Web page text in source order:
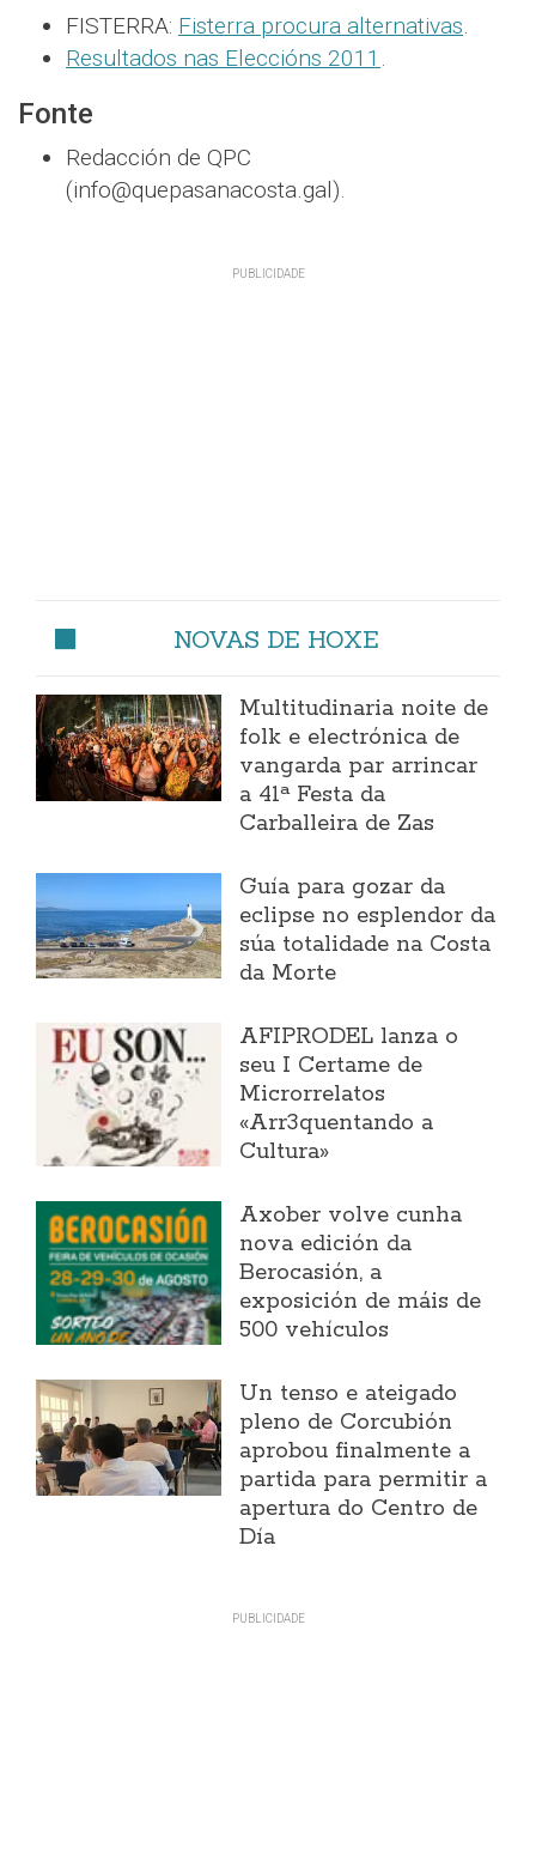
FISTERRA: Fisterra procura alternativas.
Resultados nas Eleccións 2011 .
Fonte
Redacción de QPC
(info@quepasanacosta.gal).
NOVAS DE HOXE
Multitudinaria noite de
folk e electrónica de
vangarda par arrincar
a 41ª Festa da
Carballeira de Zas
Guía para gozar da
eclipse no esplendor da
súa totalidade na Costa
da Morte
AFIPRODEL lanza o
seu I Certame de
Microrrelatos
«Arr3quentando a
Cultura»
Axober volve cunha
nova edición da
Berocasión, a
exposición de máis de
500 vehículos
Un tenso e ateigado
pleno de Corcubión
aprobou finalmente a
partida para permitir a
apertura do Centro de
Día